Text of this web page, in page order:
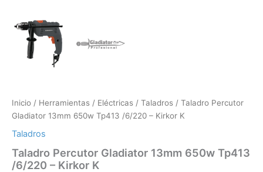
Inicio / Herramientas / Eléctricas / Taladros / Taladro Percutor
Gladiator 13mm 650w Tp413 /6/220 – Kirkor K
Taladros
Taladro Percutor Gladiator 13mm 650w Tp413
/6/220 – Kirkor K